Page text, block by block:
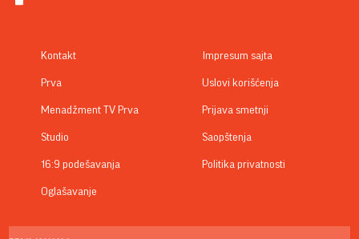
Kontakt
Prva
Menadžment TV Prva
Studio
16:9 podešavanja
Oglašavanje
Impresum sajta
Uslovi korišćenja
Prijava smetnji
Saopštenja
Politika privatnosti